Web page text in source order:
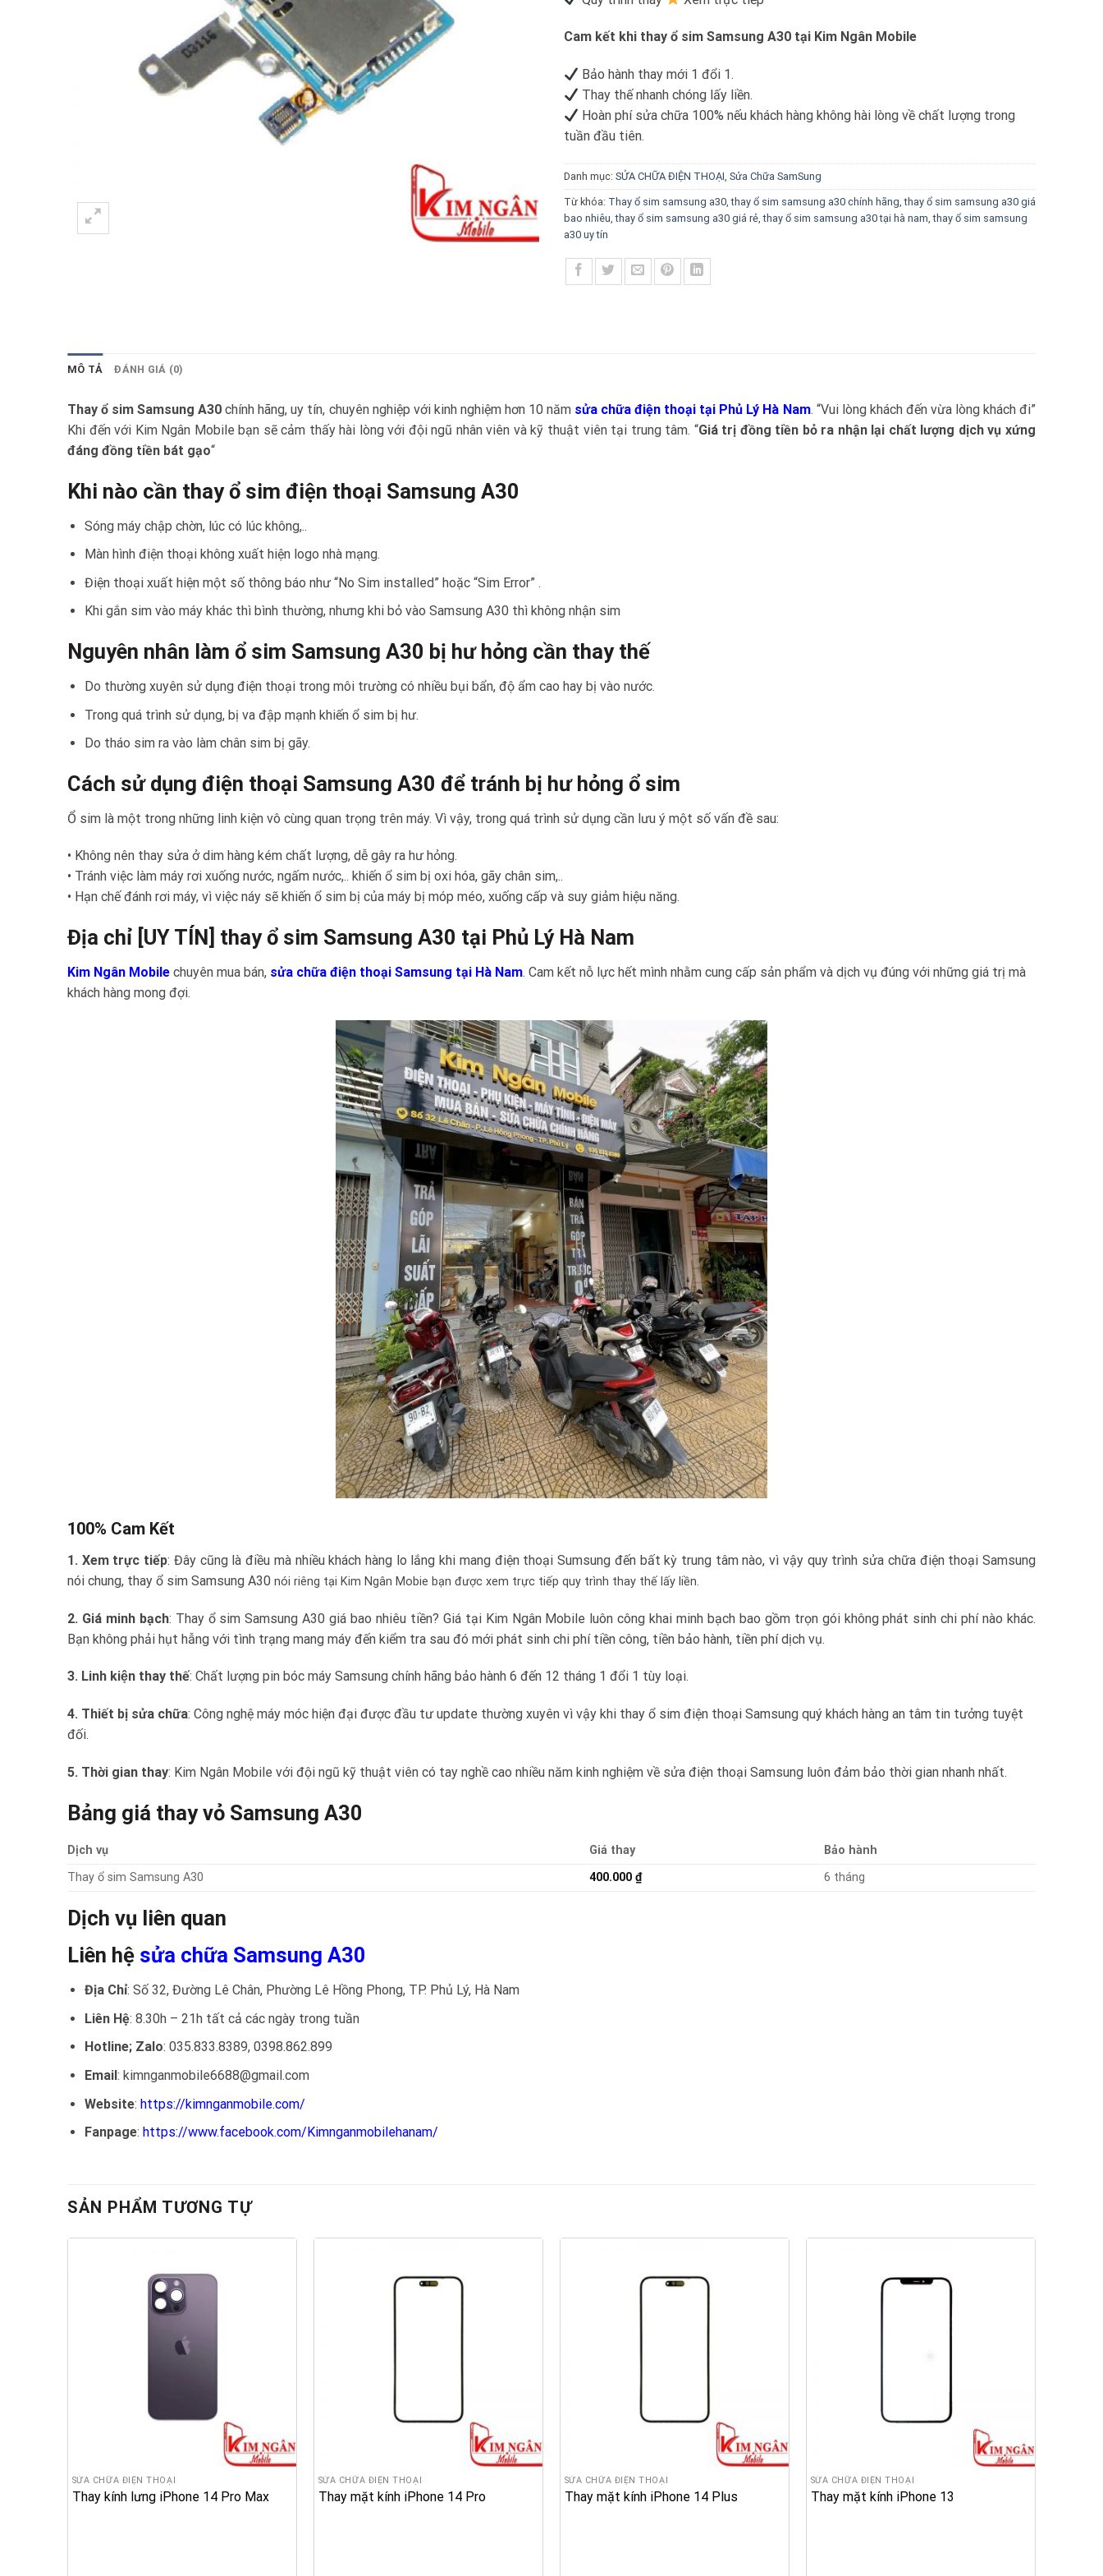
Cam kết khi thay ổ sim Samsung A30 tại Kim Ngân Mobile
Bảo hành thay mới 1 đổi 1.
Thay thế nhanh chóng lấy liền.
Hoàn phí sửa chữa 100% nếu khách hàng không hài lòng về chất lượng trong
tuần đầu tiên.
Danh mục: SỬA CHỮA ĐIỆN THOẠI Sửa Chữa SamSung
Từ khóa: Thay ổ sim samsung a30 ,thay ổ sim samsung a30 chính hãng ,thay ổ sim samsung a30 giá
bao nhiêu ,thay ổ sim samsung a30 giá rẻ ,thay ổ sim samsung a30 tại hà nam ,thay ổ sim samsung
a30 uy tín
MÔ TẢ ĐÁNH GIÁ (0)
Thay ổ sim Samsung A30chính hãng, uy tín, chuyên nghiệp với kinh nghiệm hơn 10 năm sửa chữa điện thoại tại Phủ Lý Hà Nam. “Vui lòng khách đến vừa lòng khách đi”
Khi đến với Kim Ngân Mobile bạn sẽ cảm thấy hài lòng với đội ngũ nhân viên và kỹ thuật viên tại trung tâm. “Giá trị đồng tiền bỏ ra nhận lại chất lượng dịch vụ xứng
đáng đồng tiền bát gạo“
Khi nào cần thay ổ sim điện thoại Samsung A30
Sóng máy chập chờn, lúc có lúc không,..
Màn hình điện thoại không xuất hiện logo nhà mạng.
Điện thoại xuất hiện một số thông báo như “No Sim installed” hoặc “Sim Error” .
Khi gắn sim vào máy khác thì bình thường, nhưng khi bỏ vào Samsung A30 thì không nhận sim
Nguyên nhân làm ổ sim Samsung A30 bị hư hỏng cần thay thế
Do thường xuyên sử dụng điện thoại trong môi trường có nhiều bụi bẩn, độ ẩm cao hay bị vào nước.
Trong quá trình sử dụng, bị va đập mạnh khiến ổ sim bị hư.
Do tháo sim ra vào làm chân sim bị gãy.
Cách sử dụng điện thoại Samsung A30 để tránh bị hư hỏng ổ sim
Ổ sim là một trong những linh kiện vô cùng quan trọng trên máy. Vì vậy, trong quá trình sử dụng cần lưu ý một số vấn đề sau:
• Không nên thay sửa ở dim hàng kém chất lượng, dễ gây ra hư hỏng.
• Tránh việc làm máy rơi xuống nước, ngấm nước,.. khiến ổ sim bị oxi hóa, gãy chân sim,..
• Hạn chế đánh rơi máy, vì việc náy sẽ khiến ổ sim bị của máy bị móp méo, xuống cấp và suy giảm hiệu năng.
Địa chỉ [UY TÍN] thay ổ sim Samsung A30 tại Phủ Lý Hà Nam
Kim Ngân Mobile chuyên mua bán, sửa chữa điện thoại Samsung tại Hà Nam. Cam kết nỗ lực hết mình nhằm cung cấp sản phẩm và dịch vụ đúng với những giá trị mà
khách hàng mong đợi.
100% Cam Kết
1. Xem trực tiếp: Đây cũng là điều mà nhiều khách hàng lo lắng khi mang điện thoại Sumsung đến bất kỳ trung tâm nào, vì vậy quy trình sửa chữa điện thoại Samsung
nói chung, thay ổ sim Samsung A30 nói riêng tại Kim Ngân Mobie bạn được xem trực tiếp quy trình thay thế lấy liền.
2. Giá minh bạch: Thay ổ sim Samsung A30 giá bao nhiêu tiền? Giá tại Kim Ngân Mobile luôn công khai minh bạch bao gồm trọn gói không phát sinh chi phí nào khác.
Bạn không phải hụt hẫng với tình trạng mang máy đến kiểm tra sau đó mới phát sinh chi phí tiền công, tiền bảo hành, tiền phí dịch vụ.
3. Linh kiện thay thế: Chất lượng pin bóc máy Samsung chính hãng bảo hành 6 đến 12 tháng 1 đổi 1 tùy loại.
4. Thiết bị sửa chữa: Công nghệ máy móc hiện đại được đầu tư update thường xuyên vì vậy khi thay ổ sim điện thoại Samsung quý khách hàng an tâm tin tưởng tuyệt
đối.
5. Thời gian thay: Kim Ngân Mobile với đội ngũ kỹ thuật viên có tay nghề cao nhiều năm kinh nghiệm về sửa điện thoại Samsung luôn đảm bảo thời gian nhanh nhất.
Bảng giá thay vỏ Samsung A30
Dịch vụ Giá thay
Bảo hành
Thay ổ sim Samsung A30
400.000₫ 6 tháng
Dịch vụ liên quan
Liên hệ sửa chữa Samsung A30
Địa Chỉ: Số 32, Đường Lê Chân, Phường Lê Hồng Phong, TP. Phủ Lý, Hà Nam
Liên Hệ: 8.30h – 21h tất cả các ngày trong tuần
Hotline; Zalo: 035.833.8389, 0398.862.899
Email: kimnganmobile6688@gmail.com
Website: https://kimnganmobile.com/
Fanpage: https://www.facebook.com/Kimnganmobilehanam/
SẢN PHẨM TƯƠNG TỰ
SỬA CHỮA ĐIỆN THOẠI
Thay kính lưng iPhone 14 Pro Max
SỬA CHỮA ĐIỆN THOẠI
Thay mặt kính iPhone 14 Pro
SỬA CHỮA ĐIỆN THOẠI
Thay mặt kính iPhone 14 Plus
SỬA CHỮA ĐIỆN THOẠI
Thay mặt kính iPhone 13